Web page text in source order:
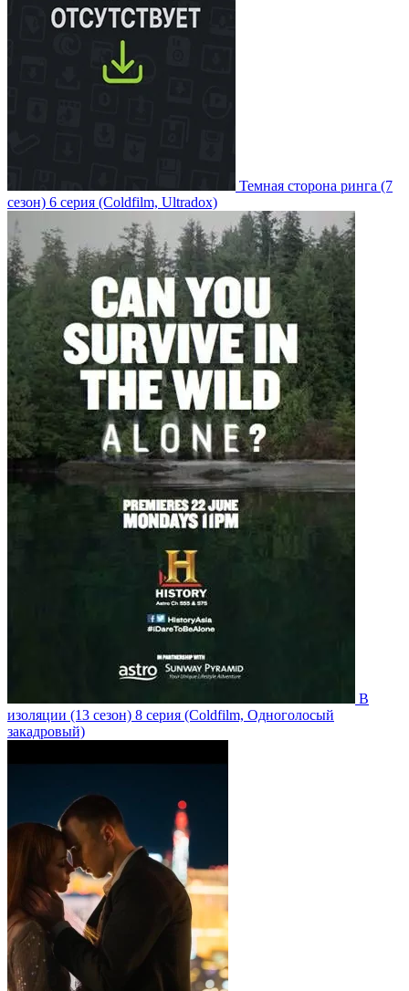
Темная сторона ринга (7
сезон) 6 серия (Coldfilm, Ultradox)
В
изоляции (13 сезон) 8 серия (Coldfilm, Одноголосый
закадровый)